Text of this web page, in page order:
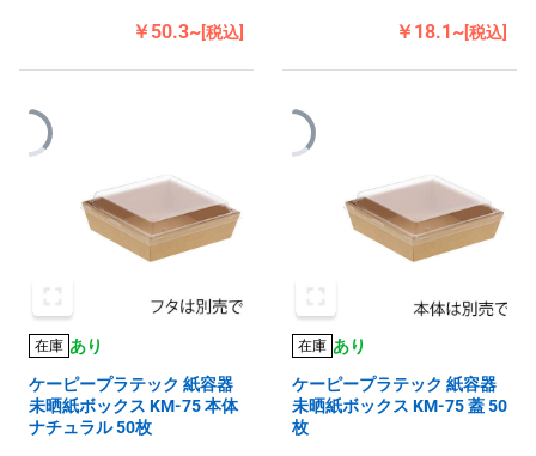
￥50.3~[税込] ￥18.1~[税込]
在庫 あり
ケーピープラテック 紙容器
未晒紙ボックス KM-75 本体
ナチュラル 50枚
在庫 あり
ケーピープラテック 紙容器
未晒紙ボックス KM-75 蓋 50
枚